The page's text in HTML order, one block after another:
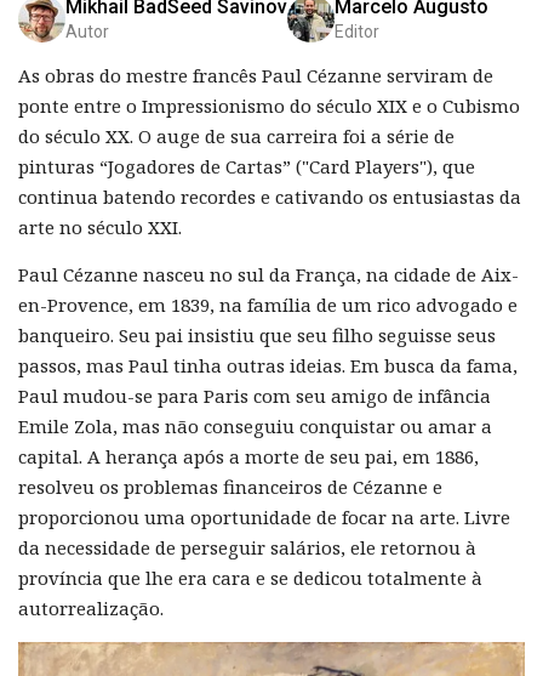
Mikhail BadSeed Savinov
Autor
Marcelo Augusto
Editor
As obras do mestre francês Paul Cézanne serviram de
ponte entre o Impressionismo do século XIX e o Cubismo
do século XX. O auge de sua carreira foi a série de
pinturas “Jogadores de Cartas” ("Card Players"), que
continua batendo recordes e cativando os entusiastas da
arte no século XXI.
Paul Cézanne nasceu no sul da França, na cidade de Aix-
en-Provence, em 1839, na família de um rico advogado e
banqueiro. Seu pai insistiu que seu filho seguisse seus
passos, mas Paul tinha outras ideias. Em busca da fama,
Paul mudou-se para Paris com seu amigo de infância
Emile Zola, mas não conseguiu conquistar ou amar a
capital. A herança após a morte de seu pai, em 1886,
resolveu os problemas financeiros de Cézanne e
proporcionou uma oportunidade de focar na arte. Livre
da necessidade de perseguir salários, ele retornou à
província que lhe era cara e se dedicou totalmente à
autorrealização.